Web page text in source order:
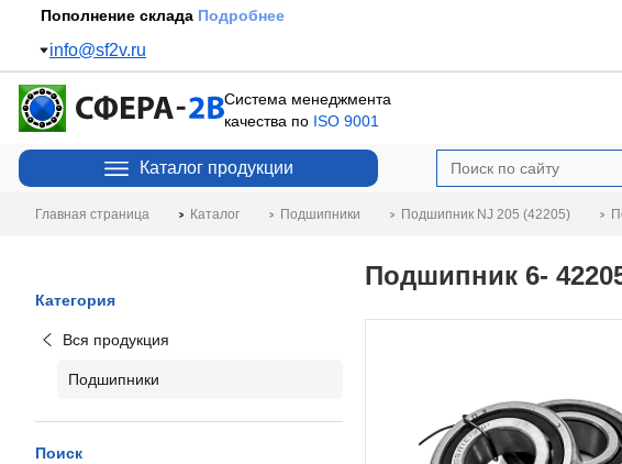
Пополнение склада Подробнее
info@sf2v.ru
Система менеджмента
качества по ISO 9001
Каталог продукции
Главная страница Каталог Подшипники Подшипник NJ 205 (42205)
Категория
Вся продукция
Подшипники
Поиск
Подшипник 6-